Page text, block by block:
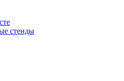
стенды